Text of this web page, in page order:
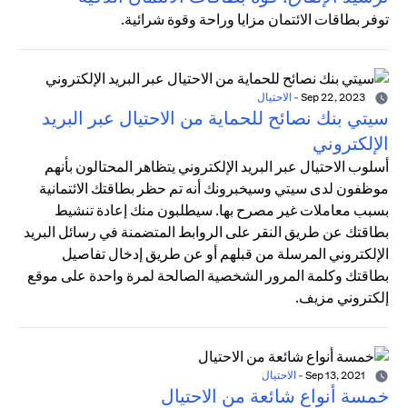
توفر بطاقات الائتمان مزايا وراحة وقوة شرائية.
- الاحتيال
سيتي بنك نصائح للحماية من الاحتيال عبر البريد
الإلكتروني
أسلوب الاحتيال عبر البريد الإلكتروني يتظاهر المحتالون بأنهم
موظفون لدى سيتي وسيخبرونك أنه تم حظر بطاقتك الائتمانية
بسبب معاملات غير مصرح بها. سيطلبون منك إعادة تنشيط
بطاقتك عن طريق النقر على الروابط المتضمنة في رسائل البريد
الإلكتروني المرسلة من قبلهم أو عن طريق إدخال تفاصيل
بطاقتك وكلمة المرور الشخصية الصالحة لمرة واحدة على موقع
إلكتروني مزيف.
- الاحتيال
خمسة أنواع شائعة من الاحتيال